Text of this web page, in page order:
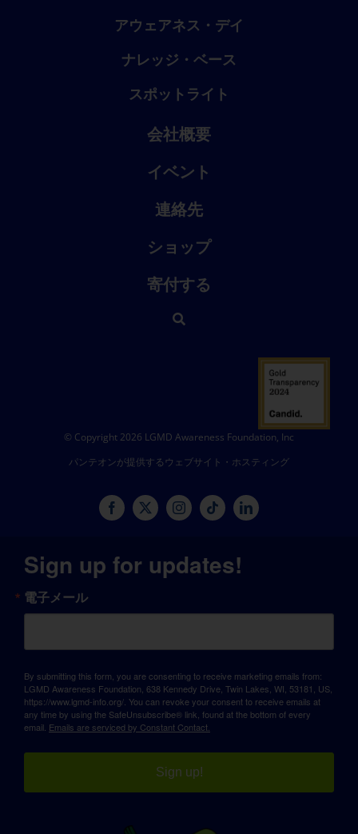
アウェアネス・デイ
ナレッジ・ベース
スポットライト
会社概要
イベント
連絡先
ショップ
寄付する
© Copyright 2026 LGMD Awareness Foundation, Inc
パンテオンが提供するウェブサイト・ホスティング
Sign up for updates!
電子メール
By submitting this form, you are consenting to receive marketing emails from:
LGMD Awareness Foundation, 638 Kennedy Drive, Twin Lakes, WI, 53181, US,
https://www.lgmd-info.org/. You can revoke your consent to receive emails at
any time by using the SafeUnsubscribe® link, found at the bottom of every
email. Emails are serviced by Constant Contact.
Sign up!